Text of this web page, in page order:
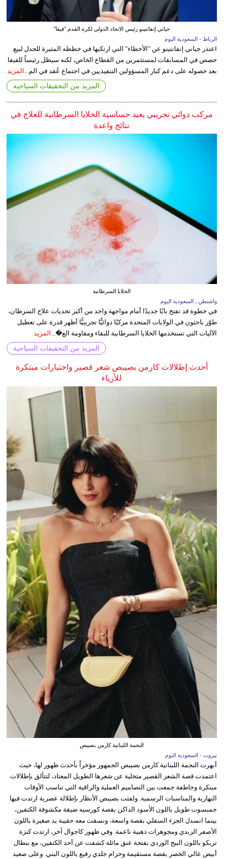
جياني إنفانتينو رئيس الاتحاد الدولي لكرة القدم "فيفا"
الرباط - السعودية اليوم
اعتذر جياني إنفانتينو عن "الأخطاء" التي ارتكبها في خططه المثيرة للجدل لبيع
حصص في المسابقات لمستثمرين من القطاع الخاص، لكنه سيظل رئيساً للفيفا
بعد حصوله على دعم كبار المسؤولين التنفيذيين في اجتماع عُقد في الم...
المزيد
المزيد من التحقيقات السياحية
مركب دوائي تجريبي يعيد حساسية الخلايا السرطانية للعلاج في
نتائج واعدة
الخلايا السرطانية
واشنطن ـ السعودية اليوم
في خطوة قد تفتح بابًا جديدًا أمام مواجهة واحد من أكبر تحديات علاج السرطان،
طوّر باحثون في الولايات المتحدة مركبًا دوائيًّا تجريبيًّا أظهر قدرة على تعطيل
الآليات التي تستخدمها الخلايا السرطانية للبقاء ومقاومة الع�... المزيد
المزيد من التحقيقات السياحية
أحدث إطلالات كارمن بصيبص شعر قصير واختيارات مبتكرة
للأزياء
النجمة اللبنانية كارمن بصيبص
بيروت - السعودية اليوم
أبهرت النجمة اللبنانية كارمن بصيبص الجمهور مؤخراً بأحدث ظهور لها، حيث
اعتمدت قصة الشعر القصير متخلية عن شعرها الطويل المعتاد، لتتألق بإطلالات
مبتكرة وخاطفة جمعت بين التصاميم العملية والراقية التي تناسب الأوقات
النهارية والمناسبات الرسمية. ولفتت بصيبص الأنظار بإطلالة عصرية ارتدت فيها
جمبسوت طويل باللون الأسود الداكن بقصة كورسيه ضيقة مكشوفة الكتفين،
بينما انسدل الجزء السفلي بقصة واسعة، ونسقت معه حقيبة يد صغيرة باللون
الأصفر الزبدي ومجوهرات ذهبية ناعمة. وفي ظهور كاجوال آخر، ارتدت كنزة
تريكو باللون البيج الوردي بفتحة عنق مائلة كشفت عن أحد الكتفين، مع بنطال
أبيض عالي الخصر بقصة مستقيمة وحزام جلدي رفيع باللون البني. وعلى صعيد